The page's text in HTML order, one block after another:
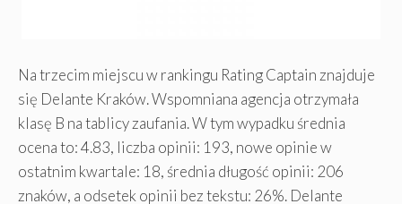
Na trzecim miejscu w rankingu Rating Captain znajduje
się Delante Kraków. Wspomniana agencja otrzymała
klasę B na tablicy zaufania. W tym wypadku średnia
ocena to: 4.83, liczba opinii: 193, nowe opinie w
ostatnim kwartale: 18, średnia długość opinii: 206
znaków, a odsetek opinii bez tekstu: 26%. Delante